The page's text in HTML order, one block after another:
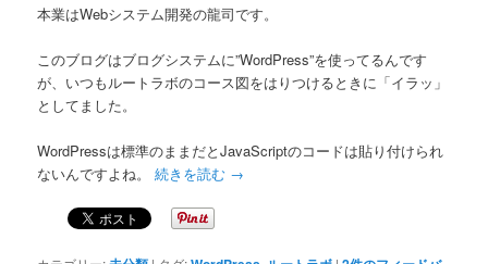
本業はWebシステム開発の龍司です。
このブログはブログシステムに”WordPress”を使ってるんです
が、いつもルートラボのコース図をはりつけるときに「イラッ」
としてました。
WordPressは標準のままだとJavaScriptのコードは貼り付けられ
ないんですよね。続きを読む →